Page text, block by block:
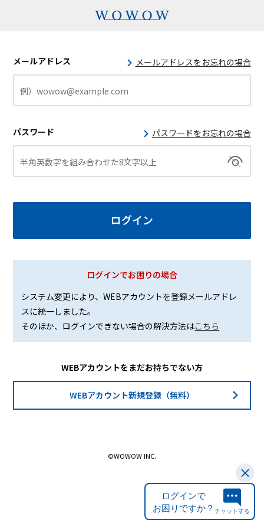
メールアドレス メールアドレスをお忘れの場合
パスワード パスワードをお忘れの場合
ログインでお困りの場合
システム変更により、WEBアカウントを登録メールアドレ
スに統一しました。
そのほか、ログインできない場合の解決方法はこちら
WEBアカウントをまだお持ちでない方
WEBアカウント新規登録（無料）
©WOWOW INC.
ログインで
お困りですか？ チャットする